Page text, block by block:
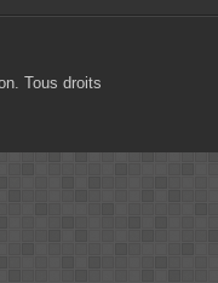
Tous droits